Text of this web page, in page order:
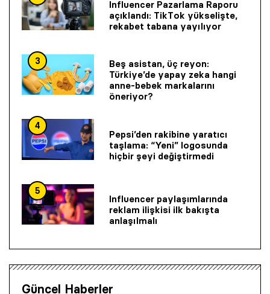
Influencer Pazarlama Raporu
açıklandı: TikTok yükselişte,
rekabet tabana yayılıyor
3
Beş asistan, üç reyon:
Türkiye’de yapay zeka hangi
anne-bebek markalarını
öneriyor?
4
Pepsi’den rakibine yaratıcı
taşlama: “Yeni” logosunda
hiçbir şeyi değiştirmedi
5
Influencer paylaşımlarında
reklam ilişkisi ilk bakışta
anlaşılmalı
Güncel Haberler